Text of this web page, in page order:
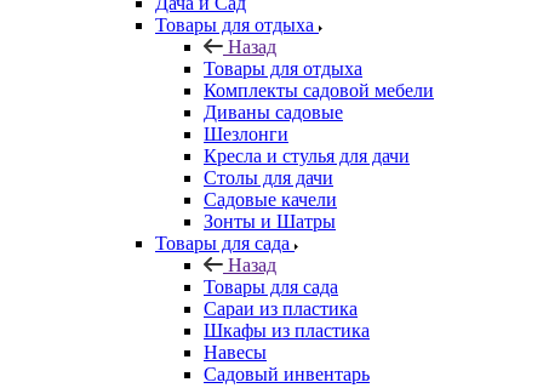
Товары для отдыха
Назад
Товары для отдыха
Комплекты садовой мебели
Диваны садовые
Шезлонги
Кресла и стулья для дачи
Столы для дачи
Садовые качели
Зонты и Шатры
Товары для сада
Назад
Товары для сада
Сараи из пластика
Шкафы из пластика
Навесы
Садовый инвентарь